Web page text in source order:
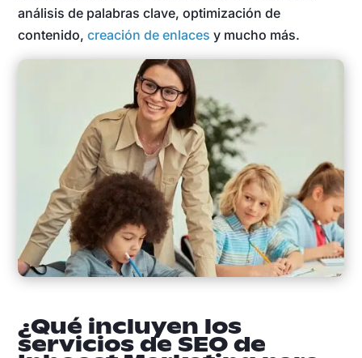
análisis de palabras clave, optimización de
contenido,creación de enlaces y mucho más.
¿Qué incluyen los
servicios de SEO de